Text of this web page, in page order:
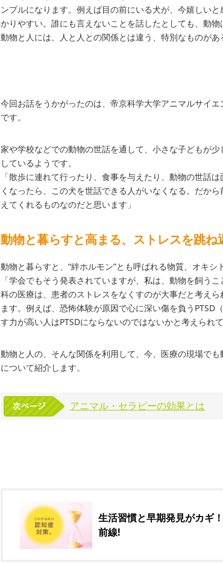
ンプルになります。例えば目の前にいる犬が、今嬉しい
かりやすい。誰にも言えないことを話したとしても、動
動物と人には、人と人との関係とは違う、特別なものがあ
今回お話をうかがったのは、帝京科学大学アニマルサイ
です。
家や学校などでの動物の世話を通して、小さな子どもが
しているようです。
「散歩に連れて行ったり、食事を与えたり、動物の世話
くなったら、この犬を世話できる人がいなくなる。だか
えてくれるものなのだと思います」
動物と暮らすと高まる、ストレスを跳ね
動物と暮らすと、“絆ホルモン”とも呼ばれる物質、オキシ
「学会でもそう発表されていますが、私は、動物を飼う
科の医療は、患者のストレスをなくすのが大事だと考え
ます。例えば、恐怖体験が原因で心に深い傷を負う
す力が高い人はPTSDにならないのではないかと考えられ
動物と人の、そんな関係を利用して、今、医療の現場で
について紹介します。
アニマル・セラピーの効果とは
生活習慣と早期発見がカギ
前線!